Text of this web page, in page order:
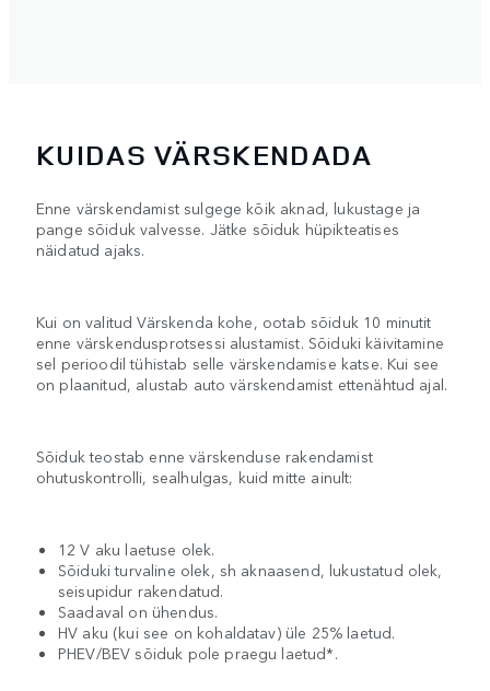
KUIDAS VÄRSKENDADA
Enne värskendamist sulgege kõik aknad, lukustage ja
pange sõiduk valvesse. Jätke sõiduk hüpikteatises
näidatud ajaks.
Kui on valitud Värskenda kohe, ootab sõiduk 10 minutit
enne värskendusprotsessi alustamist. Sõiduki käivitamine
sel perioodil tühistab selle värskendamise katse. Kui see
on plaanitud, alustab auto värskendamist ettenähtud ajal.
Sõiduk teostab enne värskenduse rakendamist
ohutuskontrolli, sealhulgas, kuid mitte ainult:
12 V aku laetuse olek.
Sõiduki turvaline olek, sh aknaasend, lukustatud olek,
seisupidur rakendatud.
Saadaval on ühendus.
HV aku (kui see on kohaldatav) üle 25% laetud.
PHEV/BEV sõiduk pole praegu laetud*.